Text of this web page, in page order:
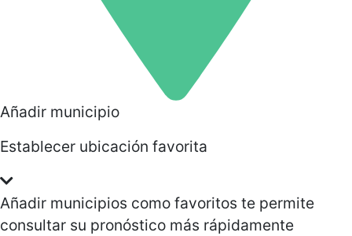
Añadir municipio
Establecer ubicación favorita
Añadir municipios como favoritos te permite
consultar su pronóstico más rápidamente